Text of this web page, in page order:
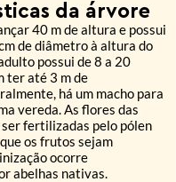
da árvore
40 m de altura e possui
de diâmetro à altura do
possui de 8 a 20
ter até 3 m de
há um macho para
vereda. As flores das
fertilizadas pelo pólen
os frutos sejam
ocorre
abelhas nativas.